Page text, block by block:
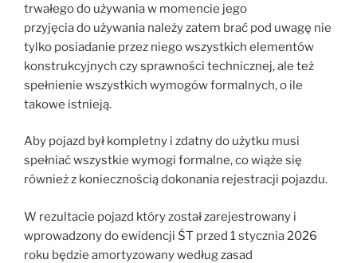
trwałego do używania w momencie jego
przyjęcia do używania należy zatem brać pod uwagę nie
tylko posiadanie przez niego wszystkich elementów
konstrukcyjnych czy sprawności technicznej, ale też
spełnienie wszystkich wymogów formalnych, o ile
takowe istnieją.
Aby pojazd był kompletny i zdatny do użytku musi
spełniać wszystkie wymogi formalne, co wiąże się
również z koniecznością dokonania rejestracji pojazdu.
W rezultacie pojazd który został zarejestrowany i
wprowadzony do ewidencji ŚT przed 1 stycznia 2026
roku będzie amortyzowany według zasad